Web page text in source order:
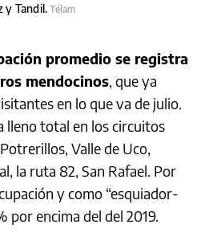
y Tandil.Télam
promedio se registra
mendocinos, que ya
en lo que va de julio.
lleno total en los circuitos
Valle de Uco,
la ruta 82, San Rafael. Por
y como “esquiador-
por encima del del 2019.